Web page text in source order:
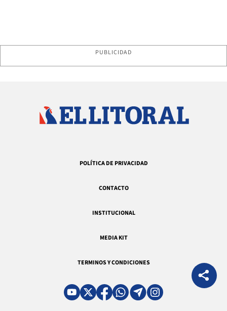
PUBLICIDAD
POLÍTICA DE PRIVACIDAD
CONTACTO
INSTITUCIONAL
MEDIA KIT
TERMINOS Y CONDICIONES